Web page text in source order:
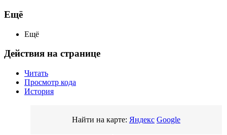
Ещё
Ещё
Действия на странице
Читать
Просмотр кода
История
Найти на карте: Яндекс Google